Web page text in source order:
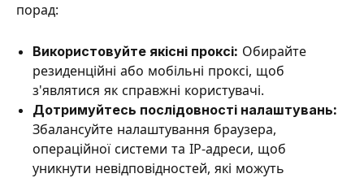
порад:
Використовуйте якісні проксі: Обирайте
резиденційні або мобільні проксі, щоб
з'являтися як справжні користувачі.
Дотримуйтесь послідовності налаштувань:
Збалансуйте налаштування браузера,
операційної системи та IP-адреси, щоб
уникнути невідповідностей, які можуть